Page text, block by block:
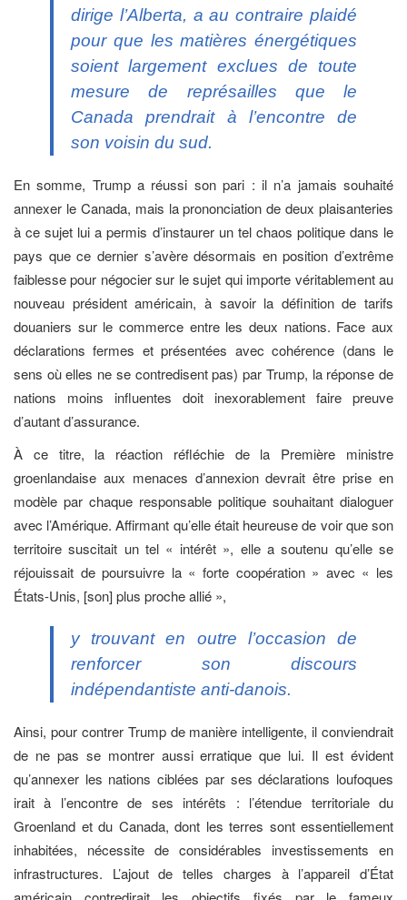
dirige l’Alberta, a au contraire plaidé
pour que les matières énergétiques
soient largement exclues de toute
mesure de représailles que le
Canada prendrait à l’encontre de
son voisin du sud.
En somme, Trump a réussi son pari : il n’a jamais souhaité
annexer le Canada, mais la prononciation de deux plaisanteries
à ce sujet lui a permis d’instaurer un tel chaos politique dans le
pays que ce dernier s’avère désormais en position d’extrême
faiblesse pour négocier sur le sujet qui importe véritablement au
nouveau président américain, à savoir la définition de tarifs
douaniers sur le commerce entre les deux nations. Face aux
déclarations fermes et présentées avec cohérence (dans le
sens où elles ne se contredisent pas) par Trump, la réponse de
nations moins influentes doit inexorablement faire preuve
d’autant d’assurance.
À ce titre, la réaction réfléchie de la Première ministre
groenlandaise aux menaces d’annexion devrait être prise en
modèle par chaque responsable politique souhaitant dialoguer
avec l’Amérique. Affirmant qu’elle était heureuse de voir que son
territoire suscitait un tel « intérêt », elle a soutenu qu’elle se
réjouissait de poursuivre la « forte coopération » avec « les
États-Unis, [son] plus proche allié »,
y trouvant en outre l’occasion de
renforcer son discours
indépendantiste anti-danois.
Ainsi, pour contrer Trump de manière intelligente, il conviendrait
de ne pas se montrer aussi erratique que lui. Il est évident
qu’annexer les nations ciblées par ses déclarations loufoques
irait à l’encontre de ses intérêts : l’étendue territoriale du
Groenland et du Canada, dont les terres sont essentiellement
inhabitées, nécessite de considérables investissements en
infrastructures. L’ajout de telles charges à l’appareil d’État